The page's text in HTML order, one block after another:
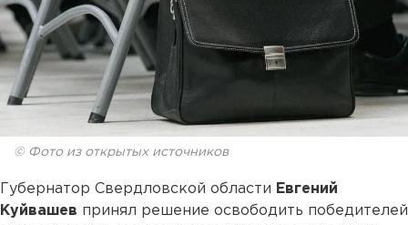
© Фото из открытых источников
Губернатор Свердловской области Евгений
Куйвашев принял решение освободить победителей